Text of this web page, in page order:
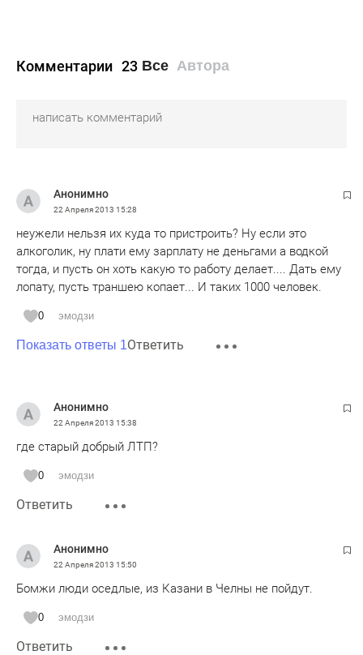
Комментарии 23 Все Автора
Анонимно
22 Апреля 2013 15:28
неужели нельзя их куда то пристроить? Ну если это
алкоголик, ну плати ему зарплату не деньгами а водкой
тогда, и пусть он хоть какую то работу делает.... Дать ему
лопату, пусть траншею копает... И таких 1000 человек.
0 эмодзи
Показать ответы 1Ответить
Анонимно
22 Апреля 2013 15:38
где старый добрый ЛТП?
0 эмодзи
Ответить
Анонимно
22 Апреля 2013 15:50
Бомжи люди оседлые, из Казани в Челны не пойдут.
0 эмодзи
Ответить